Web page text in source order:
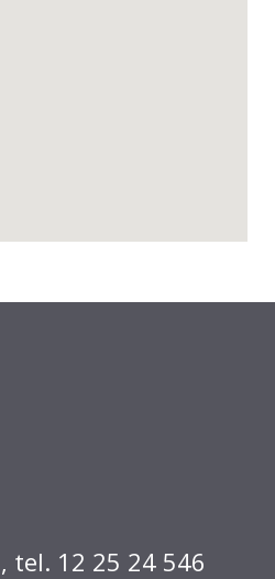
, tel. 12 25 24 546